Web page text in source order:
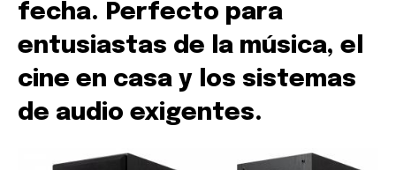
fecha. Perfecto para
entusiastas de la música, el
cine en casa y los sistemas
de audio exigentes.